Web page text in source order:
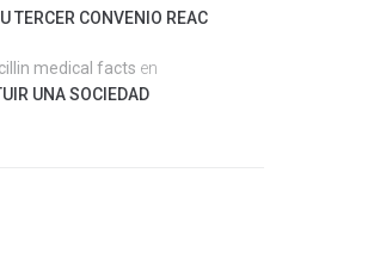
TERCER CONVENIO REAC
medical facts en
UNA SOCIEDAD